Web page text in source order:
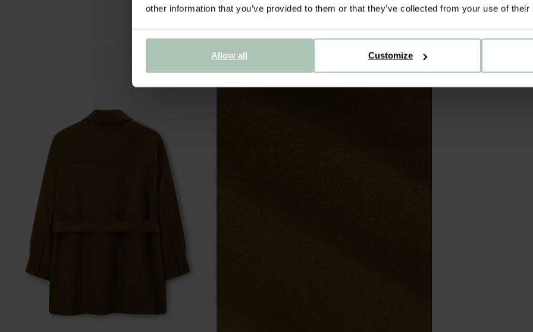
other information that you’ve provided to them or that they’ve collected from your use of
Customize
Allow all